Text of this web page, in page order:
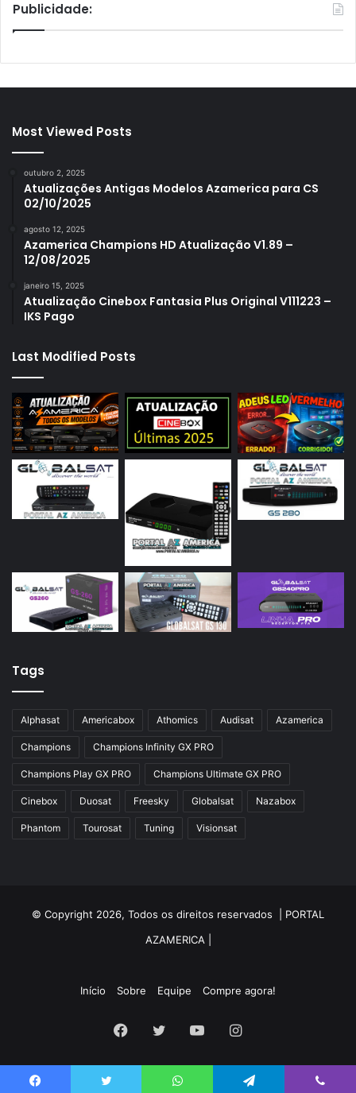
Publicidade:
Most Viewed Posts
outubro 2, 2025
Atualizações Antigas Modelos Azamerica para CS
02/10/2025
agosto 12, 2025
Azamerica Champions HD Atualização V1.89 –
12/08/2025
janeiro 15, 2025
Atualização Cinebox Fantasia Plus Original V111223 –
IKS Pago
Last Modified Posts
Tags
Alphasat Americabox Athomics Audisat Azamerica
Champions Champions Infinity GX PRO
Champions Play GX PRO Champions Ultimate GX PRO
Cinebox Duosat Freesky Globalsat Nazabox
Phantom Tourosat Tuning Visionsat
© Copyright 2026, Todos os direitos reservados | PORTAL
AZAMERICA
Início Sobre Equipe Compre agora!
Facebook
Twitter YouTubeInstagram